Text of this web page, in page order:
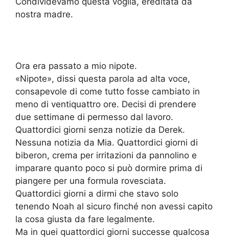
nostra madre.
Ora era passato a mio nipote.
«Nipote», dissi questa parola ad alta voce,
consapevole di come tutto fosse cambiato in
meno di ventiquattro ore. Decisi di prendere
due settimane di permesso dal lavoro.
Quattordici giorni senza notizie da Derek.
Nessuna notizia da Mia. Quattordici giorni di
biberon, crema per irritazioni da pannolino e
imparare quanto poco si può dormire prima di
piangere per una formula rovesciata.
Quattordici giorni a dirmi che stavo solo
tenendo Noah al sicuro finché non avessi capito
la cosa giusta da fare legalmente.
Ma in quei quattordici giorni successe qualcosa